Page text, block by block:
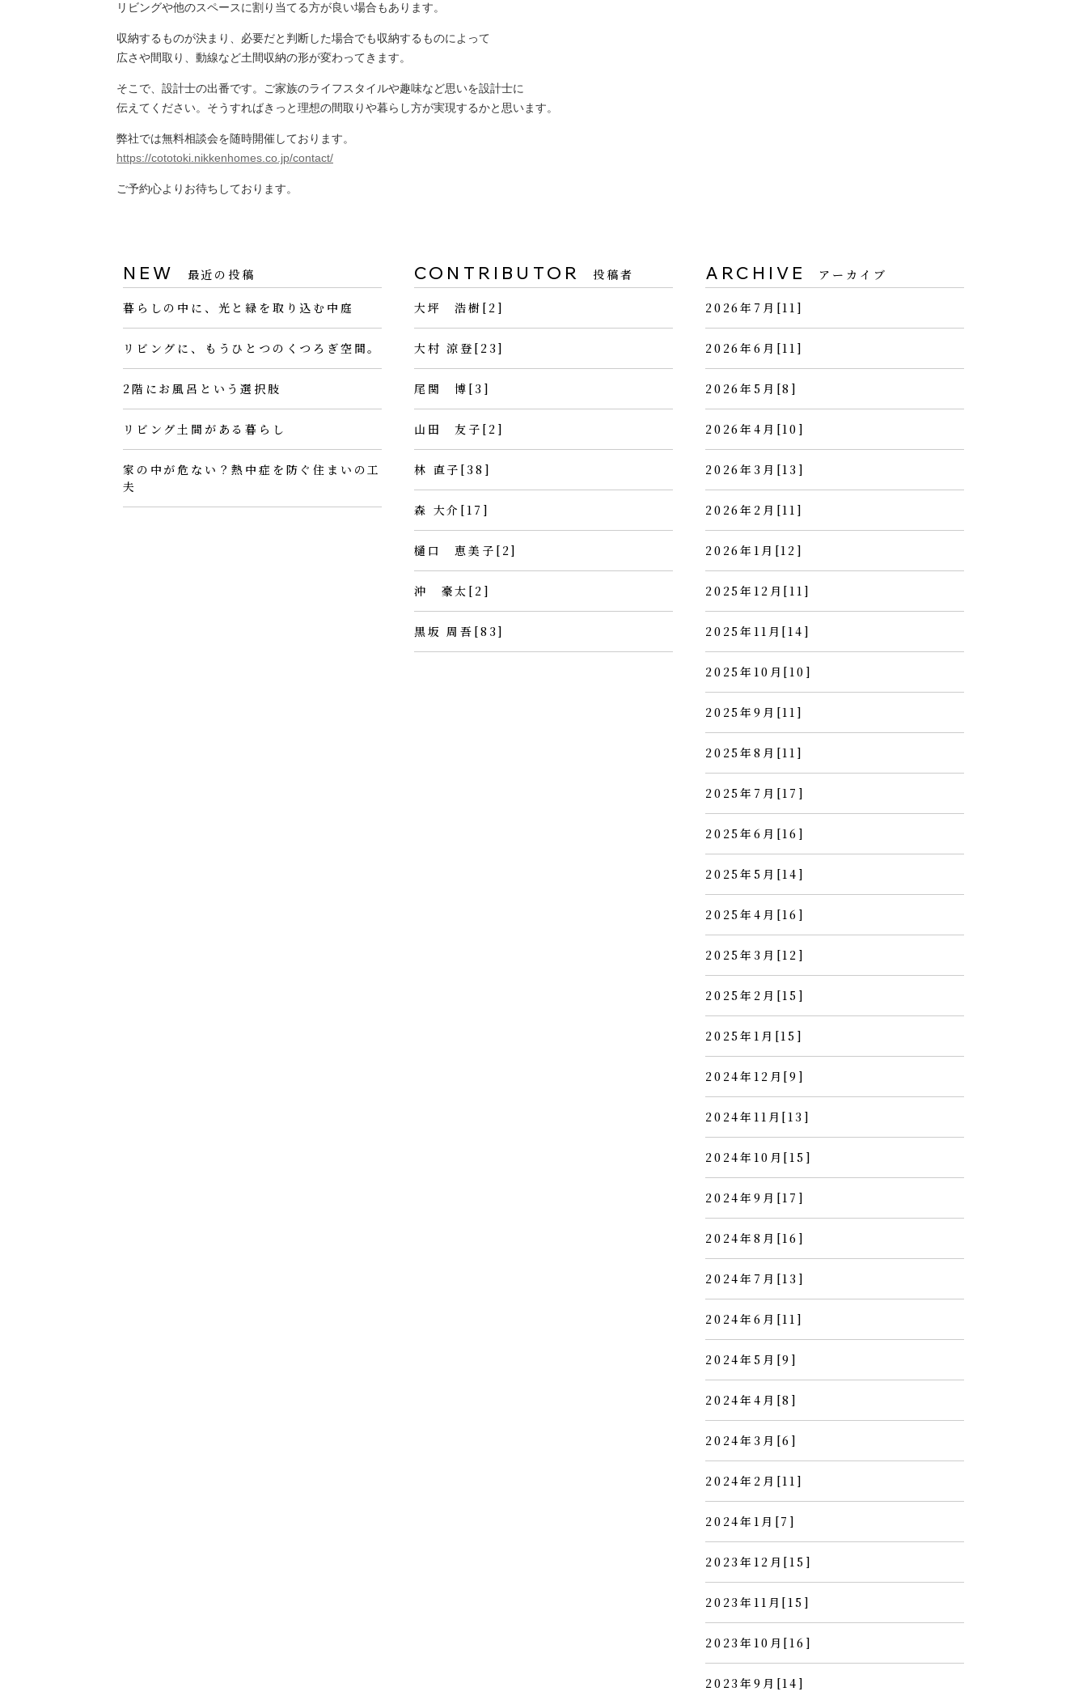
リビングや他のスペースに割り当てる方が良い場合もあります。
収納するものが決まり、必要だと判断した場合でも収納するものによって
広さや間取り、動線など土間収納の形が変わってきます。
そこで、設計士の出番です。ご家族のライフスタイルや趣味など思いを設計士に
伝えてください。そうすればきっと理想の間取りや暮らし方が実現するかと思います。
弊社では無料相談会を随時開催しております。
https://cototoki.nikkenhomes.co.jp/contact/
ご予約心よりお待ちしております。
NEW 最近の投稿
暮らしの中に、光と緑を取り込む中庭
リビングに、もうひとつのくつろぎ空間。
2階にお風呂という選択肢
リビング土間がある暮らし
家の中が危ない？熱中症を防ぐ住まいの工
夫
CONTRIBUTOR 投稿者
大坪 浩樹[2]
大村 涼登[23]
尾関 博[3]
山田 友子[2]
林 直子[38]
森 大介[17]
樋口 恵美子[2]
沖 豪太[2]
黒坂 周吾[83]
ARCHIVE アーカイブ
2026年7月[11]
2026年6月[11]
2026年5月[8]
2026年4月[10]
2026年3月[13]
2026年2月[11]
2026年1月[12]
2025年12月[11]
2025年11月[14]
2025年10月[10]
2025年9月[11]
2025年8月[11]
2025年7月[17]
2025年6月[16]
2025年5月[14]
2025年4月[16]
2025年3月[12]
2025年2月[15]
2025年1月[15]
2024年12月[9]
2024年11月[13]
2024年10月[15]
2024年9月[17]
2024年8月[16]
2024年7月[13]
2024年6月[11]
2024年5月[9]
2024年4月[8]
2024年3月[6]
2024年2月[11]
2024年1月[7]
2023年12月[15]
2023年11月[15]
2023年10月[16]
2023年9月[14]